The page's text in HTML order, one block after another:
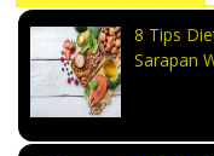
8 Tips
Sarapan